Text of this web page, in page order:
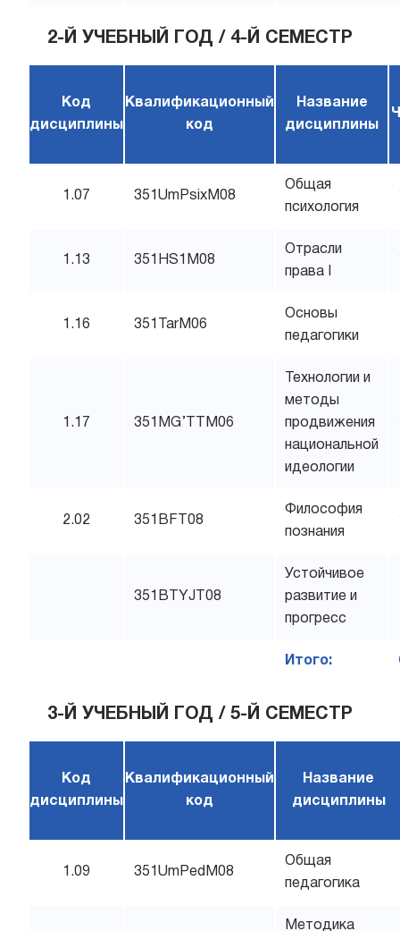
2-Й УЧЕБНЫЙ ГОД / 4-Й СЕМЕСТР
Код
дисциплины
Квалификационный
код
Название
дисциплины
1.07 351UmPsixM08
Общая
психология
1.13 351HS1M08
Отрасли
права I
1.16 351TarM06
Основы
педагогики
1.17 351MG’TTM06
Технологии и
методы
продвижения
национальной
идеологии
2.02 351BFT08
Философия
познания
351BTYJT08
Устойчивое
развитие и
прогресс
Итого:
3-Й УЧЕБНЫЙ ГОД / 5-Й СЕМЕСТР
Код
дисциплины
Квалификационный
код
Название
дисциплины
1.09 351UmPedM08
Общая
педагогика
Методика